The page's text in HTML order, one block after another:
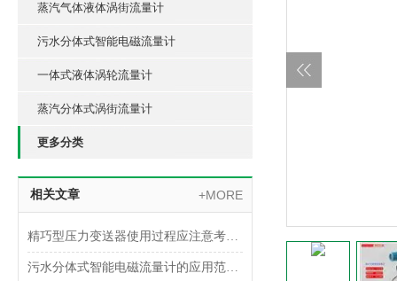
蒸汽气体液体涡街流量计
污水分体式智能电磁流量计
一体式液体涡轮流量计
蒸汽分体式涡街流量计
更多分类
相关文章 +MORE
精巧型压力变送器使用过程应注意考虑什么？
污水分体式智能电磁流量计的应用范围及特点